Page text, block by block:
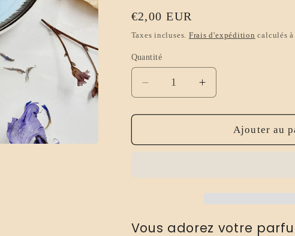
Prix
habituel
€2,00 EUR
Taxes incluses. Frais d'expédition calculés à
Quantité
Réduire
la
quantité
Tartelette
de
Augmenter
la
quantité
Tartelette
de
Ajouter au
Vous adorez votre